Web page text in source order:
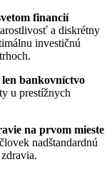
financií
a diskrétny
investičnú
bankovníctvo
u prestížnych
na prvom mieste
nadštandardnú